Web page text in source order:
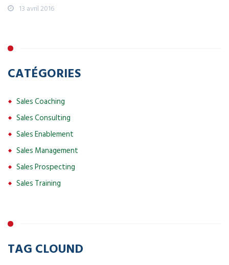
13 avril 2016
CATÉGORIES
Sales Coaching
Sales Consulting
Sales Enablement
Sales Management
Sales Prospecting
Sales Training
TAG CLOUND